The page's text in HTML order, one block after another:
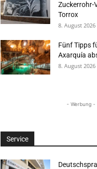
Zuckerrohr-
Torrox
8. August 2026
Fünf Tipps
Axarquía
8. August 2026
- Werbung -
Service